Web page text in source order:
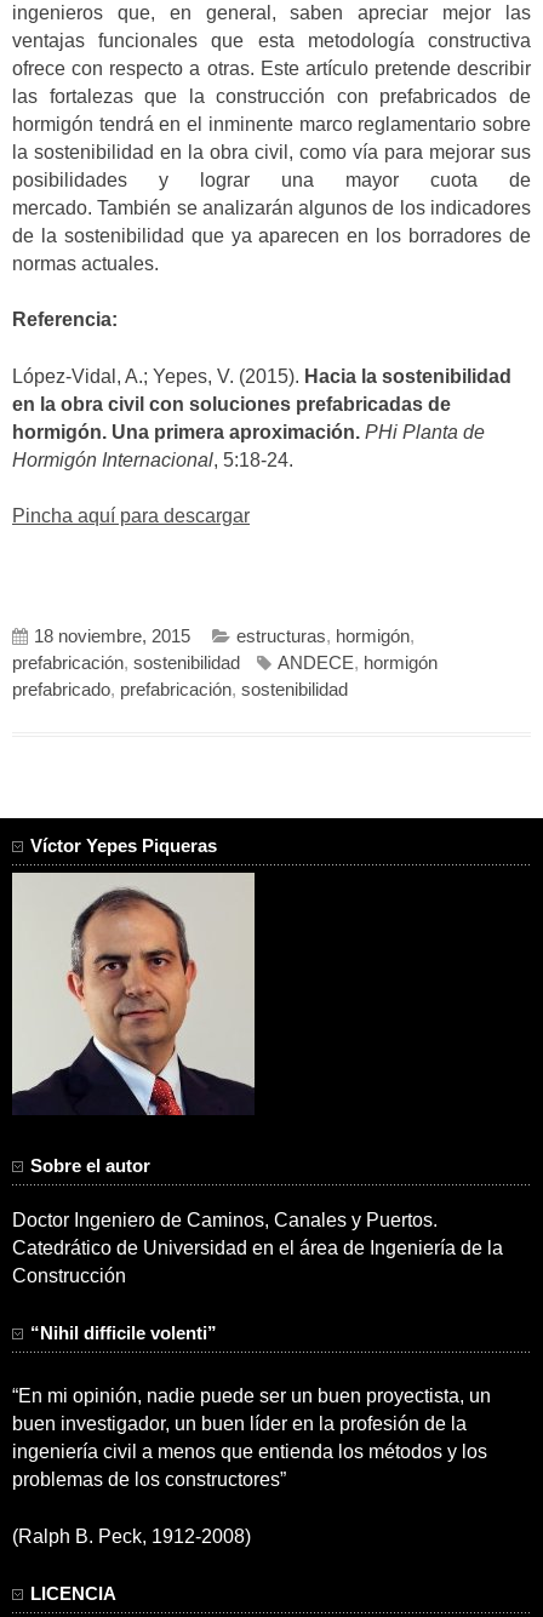
ingenieros que, en general, saben apreciar mejor las
ventajas funcionales que esta metodología constructiva
ofrece con respecto a otras. Este artículo pretende describir
las fortalezas que la construcción con prefabricados de
hormigón tendrá en el inminente marco reglamentario sobre
la sostenibilidad en la obra civil, como vía para mejorar sus
posibilidades y lograr una mayor cuota de
mercado. También se analizarán algunos de los indicadores
de la sostenibilidad que ya aparecen en los borradores de
normas actuales.
Referencia:
López-Vidal, A.; Yepes, V. (2015). Hacia la sostenibilidad
en la obra civil con soluciones prefabricadas de
hormigón. Una primera aproximación. PHi Planta de
Hormigón Internacional, 5:18-24.
Pincha aquí para descargar
18 noviembre, 2015 estructuras, hormigón,
prefabricación, sostenibilidad ANDECE, hormigón
prefabricado, prefabricación, sostenibilidad
Víctor Yepes Piqueras
Sobre el autor
Doctor Ingeniero de Caminos, Canales y Puertos.
Catedrático de Universidad en el área de Ingeniería de la
Construcción
“Nihil difficile volenti”
“En mi opinión, nadie puede ser un buen proyectista, un
buen investigador, un buen líder en la profesión de la
ingeniería civil a menos que entienda los métodos y los
problemas de los constructores”
(Ralph B. Peck, 1912-2008)
LICENCIA